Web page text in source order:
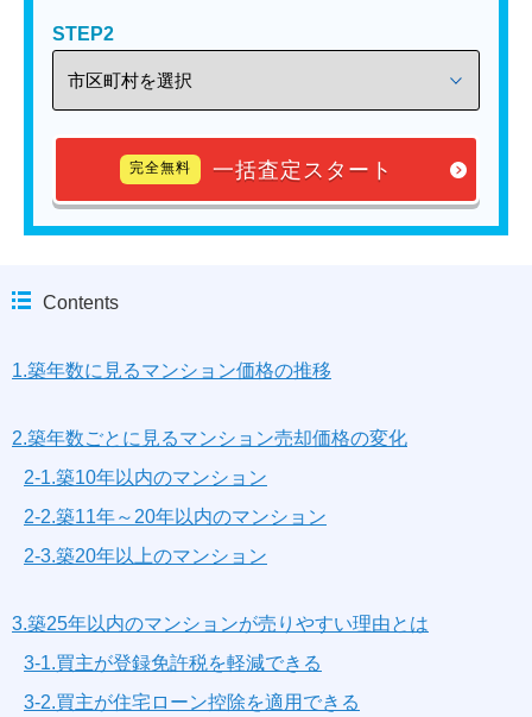
STEP2
完全無料 一括査定スタート
Contents
1.築年数に見るマンション価格の推移
2.築年数ごとに見るマンション売却価格の変化
2-1.築10年以内のマンション
2-2.築11年～20年以内のマンション
2-3.築20年以上のマンション
3.築25年以内のマンションが売りやすい理由とは
3-1.買主が登録免許税を軽減できる
3-2.買主が住宅ローン控除を適用できる